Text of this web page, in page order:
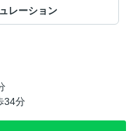
レーション
34分